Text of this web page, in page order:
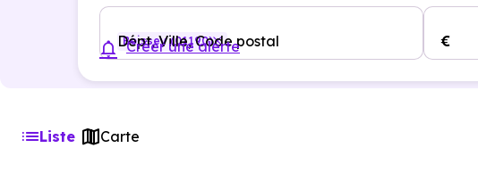
Dépt, Ville, Code postal
Boissey (01190) €
Créer une alerte
Liste Carte